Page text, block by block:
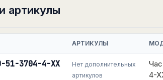
артикулы
АРТИКУЛЫ
51-3704-4-XX
Нет дополнительных
артикулов
4-